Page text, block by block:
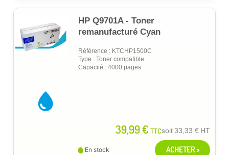
HP Q9701A - Toner
remanufacturé Cyan
Référence : KTCHP1500C
Type : Toner compatible
Capacité : 4000 pages
39,99 € TTCsoit33,33 € HT
En stock ACHETER >